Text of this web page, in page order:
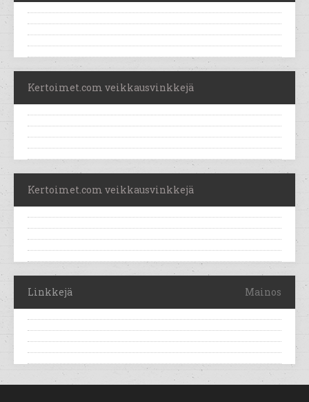
Kertoimet.com veikkausvinkkejä
Kertoimet.com veikkausvinkkejä
Linkkejä Mainos